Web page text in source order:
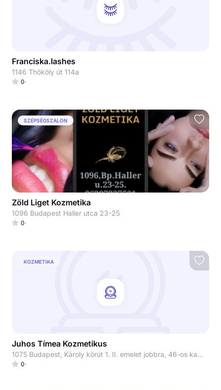
Franciska.lashes
1146 Thököly út 114a
0
SZÉPSÉGSZALON
Zöld Liget Kozmetika
1096 Budapest Haller utca 23-25
0
KOZMETIKA
Juhos Tímea Kozmetikus
1075 Budapest, Károly körút 1. II. emelet jobbra, 46-os kapucsengő Juhos Tímea Kozmetikus
0